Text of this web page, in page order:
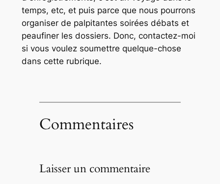
temps, etc, et puis parce que nous pourrons
organiser de palpitantes soirées débats et
peaufiner les dossiers. Donc, contactez-moi
si vous voulez soumettre quelque-chose
dans cette rubrique.
Commentaires
Laisser un commentaire